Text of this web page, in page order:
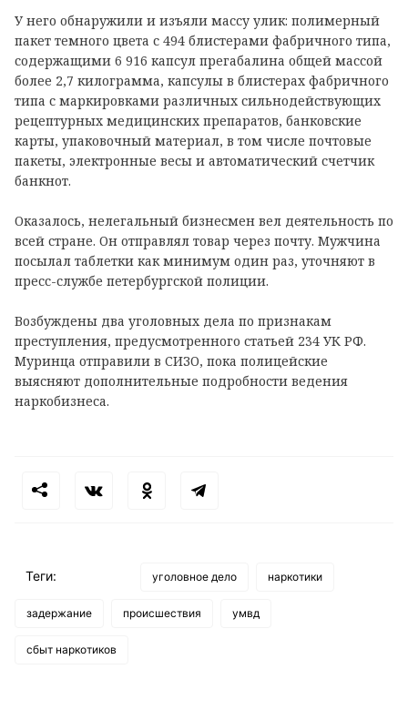
У него обнаружили и изъяли массу улик: полимерный
пакет темного цвета с 494 блистерами фабричного типа,
содержащими 6 916 капсул прегабалина общей массой
более 2,7 килограмма, капсулы в блистерах фабричного
типа с маркировками различных сильнодействующих
рецептурных медицинских препаратов, банковские
карты, упаковочный материал, в том числе почтовые
пакеты, электронные весы и автоматический счетчик
банкнот.
Оказалось, нелегальный бизнесмен вел деятельность по
всей стране. Он отправлял товар через почту. Мужчина
посылал таблетки как минимум один раз, уточняют в
пресс-службе петербургской полиции.
Возбуждены два уголовных дела по признакам
преступления, предусмотренного статьей 234 УК РФ.
Муринца отправили в СИЗО, пока полицейские
выясняют дополнительные подробности ведения
наркобизнеса.
Теги: уголовное дело наркотики
задержание происшествия умвд
сбыт наркотиков